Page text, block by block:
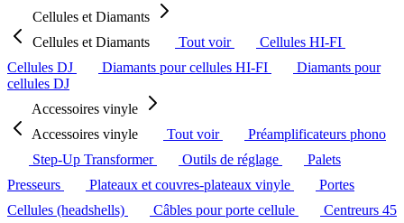
Cellules et Diamants
Cellules et Diamants
Tout voir
Cellules HI-FI
Cellules DJ
Diamants pour cellules HI-FI
Diamants pour
cellules DJ
Accessoires vinyle
Accessoires vinyle
Tout voir
Préamplificateurs phono
Step-Up Transformer
Outils de réglage
Palets
Presseurs
Plateaux et couvres-plateaux vinyle
Portes
Cellules (headshells)
Câbles pour porte cellule
Centreurs 45